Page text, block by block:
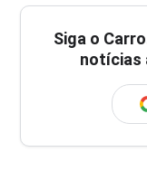
Siga o
notícias